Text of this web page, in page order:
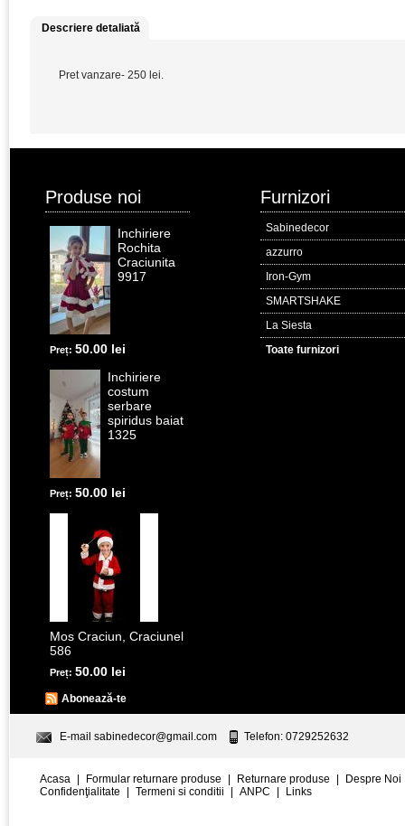
Descriere detaliată
Pret vanzare- 250 lei.
Produse noi
Inchiriere
Rochita
Craciunita
9917
Preț: 50.00 lei
Inchiriere
costum
serbare
spiridus baiat
1325
Preț: 50.00 lei
Mos Craciun, Craciunel
586
Preț: 50.00 lei
Abonează-te
Furnizori
Sabinedecor
azzurro
Iron-Gym
SMARTSHAKE
La Siesta
Toate furnizori
E-mail sabinedecor@gmail.com Telefon: 0729252632
Acasa Formular returnare produse Returnare produse
Despre Noi
Confidenţialitate
Termeni si conditii ANPC Links